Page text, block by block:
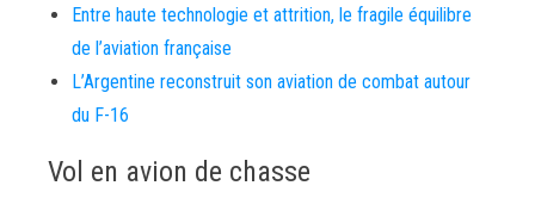
Entre haute technologie et attrition, le fragile équilibre
de l’aviation française
L’Argentine reconstruit son aviation de combat autour
du F-16
Vol en avion de chasse